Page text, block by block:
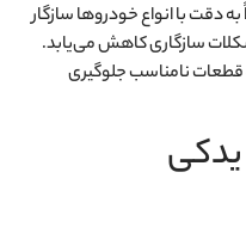
دقت با انواع خودروها سازگار
سازگاری کاهش می‌یابد.
قطعات نامناسب جلوگیری
یدکی